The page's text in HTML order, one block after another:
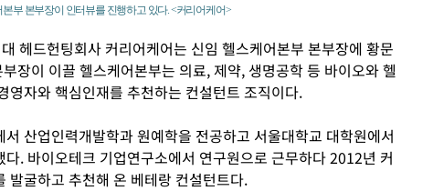
부 본부장이 인터뷰를 진행하고 있다. <커리어케어>
헤드헌팅회사 커리어케어는 신임 헬스케어본부 본부장에 황문
장이 이끌 헬스케어본부는 의료, 제약, 생명공학 등 바이오와 헬
영자와 핵심인재를 추천하는 컨설턴트 조직이다.
산업인력개발학과 원예학을 전공하고 서울대학교 대학원에서
. 바이오테크 기업연구소에서 연구원으로 근무하다 2012년 커
발굴하고 추천해 온 베테랑 컨설턴트다.